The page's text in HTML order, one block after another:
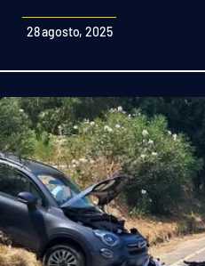
Podcast
Editoriali
VIDEO
Ambiente
28 agosto, 2025